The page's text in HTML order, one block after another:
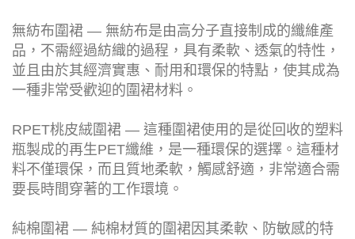
無紡布圍裙 — 無紡布是由高分子直接制成的纖維產
品，不需經過紡織的過程，具有柔軟、透氣的特性，
並且由於其經濟實惠、耐用和環保的特點，使其成為
一種非常受歡迎的圍裙材料。
RPET桃皮絨圍裙 — 這種圍裙使用的是從回收的塑料
瓶製成的再生PET纖維，是一種環保的選擇。這種材
料不僅環保，而且質地柔軟，觸感舒適，非常適合需
要長時間穿著的工作環境。
純棉圍裙 — 純棉材質的圍裙因其柔軟、防敏感的特